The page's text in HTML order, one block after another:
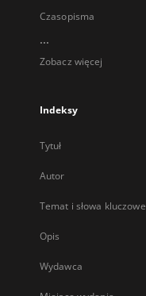
Czasopisma
...
Zobacz więcej
Indeksy
Tytuł
Autor
Temat i słowa kluczowe
Opis
Wydawca